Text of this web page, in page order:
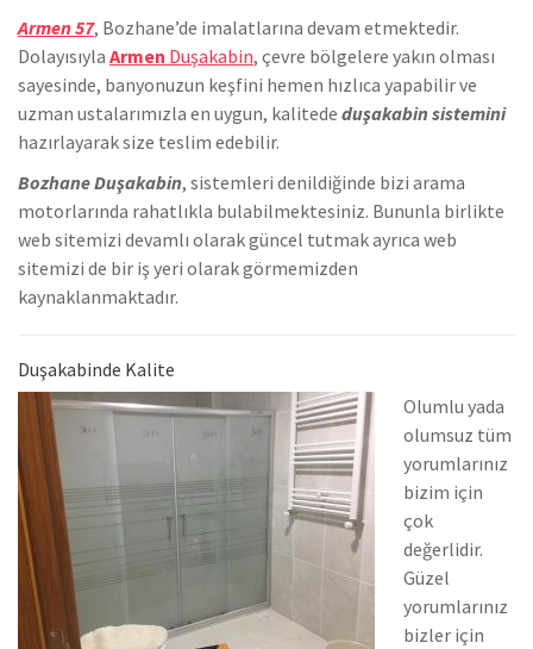
Armen 57, Bozhane’de imalatlarına devam etmektedir.
Dolayısıyla Armen Duşakabin, çevre bölgelere yakın olması
sayesinde, banyonuzun keşfini hemen hızlıca yapabilir ve
uzman ustalarımızla en uygun, kalitede duşakabin sistemini
hazırlayarak size teslim edebilir.
Bozhane Duşakabin, sistemleri denildiğinde bizi arama
motorlarında rahatlıkla bulabilmektesiniz. Bununla birlikte
web sitemizi devamlı olarak güncel tutmak ayrıca web
sitemizi de bir iş yeri olarak görmemizden
kaynaklanmaktadır.
Duşakabinde Kalite
Olumlu yada
olumsuz tüm
yorumlarınız
bizim için
çok
değerlidir.
Güzel
yorumlarınız
bizler için